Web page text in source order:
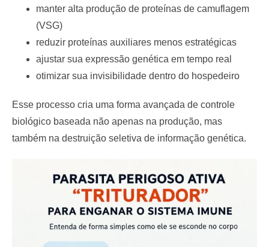
manter alta produção de proteínas de camuflagem
(VSG)
reduzir proteínas auxiliares menos estratégicas
ajustar sua expressão genética em tempo real
otimizar sua invisibilidade dentro do hospedeiro
Esse processo cria uma forma avançada de controle
biológico baseada não apenas na produção, mas
também na destruição seletiva de informação genética.